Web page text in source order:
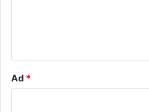
Ad *